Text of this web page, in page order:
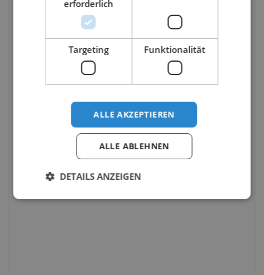
erforderlich
Targeting Funktionalität
ALLE AKZEPTIEREN
ALLE ABLEHNEN
DETAILS ANZEIGEN